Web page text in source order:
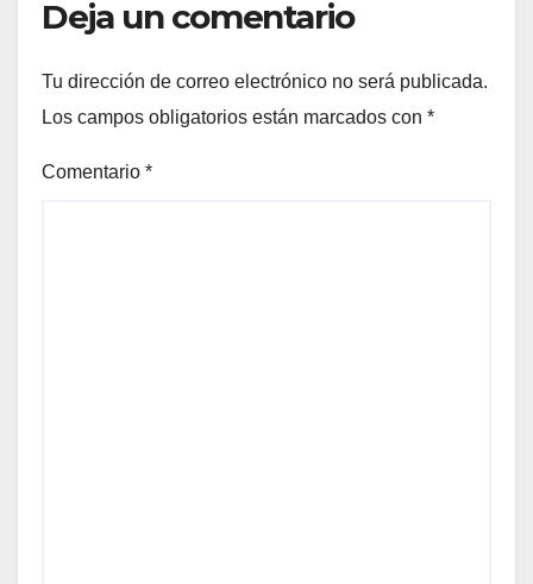
Deja un comentario
Tu dirección de correo electrónico no será publicada.
Los campos obligatorios están marcados con *
Comentario *